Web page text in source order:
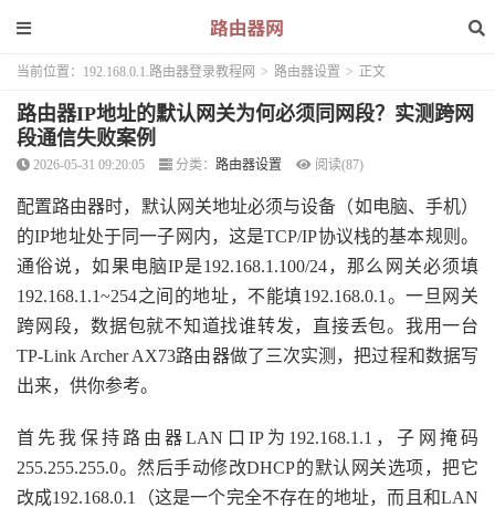
当前位置： 192.168.0.1.路由器登录教程网 > 路由器设置 > 正文
路由器IP地址的默认网关为何必须同网段？实测跨网
段通信失败案例
2026-05-31 09:20:05 分类： 路由器设置 阅读(87)
配置路由器时，默认网关地址必须与设备（如电脑、手机）
的IP地址处于同一子网内，这是TCP/IP协议栈的基本规则。
通俗说，如果电脑IP是192.168.1.100/24，那么网关必须填
192.168.1.1~254之间的地址，不能填192.168.0.1。一旦网关
跨网段，数据包就不知道找谁转发，直接丢包。我用一台
TP-Link Archer AX73路由器做了三次实测，把过程和数据写
出来，供你参考。
首先我保持路由器LAN口IP为192.168.1.1，子网掩码
255.255.255.0。然后手动修改DHCP的默认网关选项，把它
改成192.168.0.1（这是一个完全不存在的地址，而且和LAN